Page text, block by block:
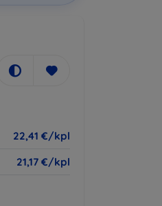
22,41 €/kpl
21,17 €/kpl